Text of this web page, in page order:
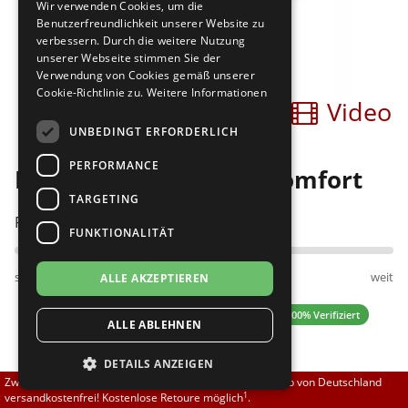
Brautschuhe
Sneaker
Übergrößen 43-44
Flexerinas
Merlet
Nueva Epoca
RayRose
Rummos
Rumpf
SoDanca
TopTanz
Bilder Video
Diamant 063-029-070 comfort
Passt am besten bei Fußweite:
schmal normal weit
4.52 (25 Bewertungen) ✓ 100% Verifiziert
119,00 EUR
Zwischen 70,00 EUR und 800,00 EUR liefern wir innerhalb von Deutschland
versandkostenfrei! Kostenlose Retoure möglich1.
Wir verwenden Cookies, um die
Benutzerfreundlichkeit unserer Website zu
verbessern. Durch die weitere Nutzung
unserer Webseite stimmen Sie der
Verwendung von Cookies gemäß unserer
Cookie-Richtlinie zu. Weitere Informationen
UNBEDINGT ERFORDERLICH
PERFORMANCE
TARGETING
FUNKTIONALITÄT
ALLE AKZEPTIEREN
ALLE ABLEHNEN
DETAILS ANZEIGEN